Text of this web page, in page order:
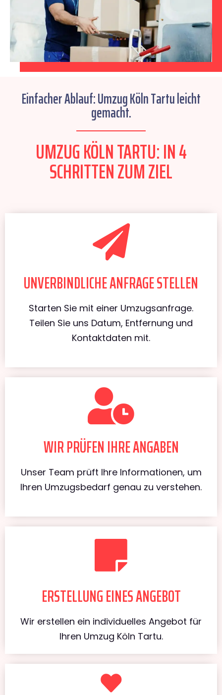
Einfacher Ablauf: Umzug Köln Tartu leicht
gemacht.
UMZUG KÖLN TARTU: IN 4
SCHRITTEN ZUM ZIEL
UNVERBINDLICHE ANFRAGE STELLEN
Starten Sie mit einer Umzugsanfrage.
Teilen Sie uns Datum, Entfernung und
Kontaktdaten mit.
WIR PRÜFEN IHRE ANGABEN
Unser Team prüft Ihre Informationen, um
Ihren Umzugsbedarf genau zu verstehen.
ERSTELLUNG EINES ANGEBOT
Wir erstellen ein individuelles Angebot für
Ihren Umzug Köln Tartu.